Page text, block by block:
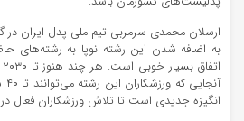
ارسلان محمدی سرمربی تیم ملی پدل ایران در
به اضافه شدن این رشته نوپا به رشته‌های
انگیزه جدیدی است تا تلاش ورزشکاران فعال